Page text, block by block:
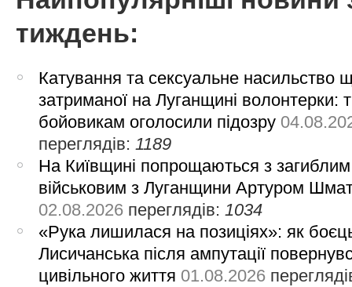
тиждень:
Катування та сексуальне насильство
затриманої на Луганщині волонтерки:
бойовикам оголосили підозру
переглядів:1189
На Київщині попрощаються з загиблим
військовим з Луганщини Артуром
02.08.2026 переглядів:1034
«Рука лишилася на позиціях»: як
Лисичанська після ампутації
цивільного життя 01.08.2026